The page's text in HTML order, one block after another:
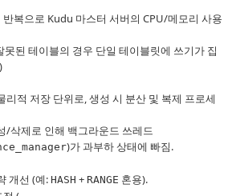
복으로 Kudu 마스터 서버의 CPU/메모리 사용
못된 테이블의 경우 단일 테이블릿에 쓰기가 집
리적 저장 단위로, 생성 시 분산 및 복제 프로세
/삭제로 인해 백그라운드 쓰레드
)가 과부하 상태에 빠짐.
개선 (예:HASH + RANGE 혼용).